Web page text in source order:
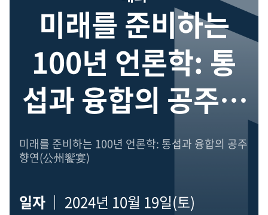
미래를 준비하는
100년 언론학: 통
섭과 융합의 공주향
연(公州饗宴)
미래를 준비하는 100년 언론학: 통섭과 융합의 공주
향연(公州饗宴)
일자
2024년 10월 19일(토)